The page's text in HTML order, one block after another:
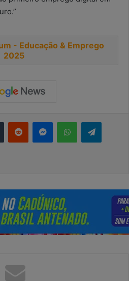
- Educação & Emprego
2025
Tumblr Reddit MessengerWhatsApp